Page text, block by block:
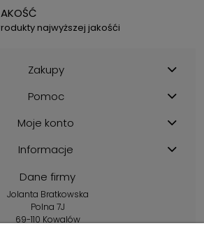
najwyższej jakośći
Zakupy
Pomoc
Moje konto
Informacje
Dane firmy
Jolanta Bratkowska
Polna 7J
69-110 Kowalów